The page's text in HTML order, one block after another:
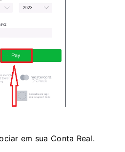
em sua Conta Real.